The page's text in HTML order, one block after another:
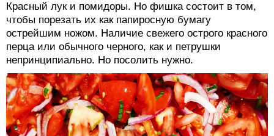
Красный лук и помидоры. Но фишка состоит в том,
чтобы порезать их как папиросную бумагу
острейшим ножом. Наличие свежего острого красного
перца или обычного черного, как и петрушки
непринципиально. Но посолить нужно.